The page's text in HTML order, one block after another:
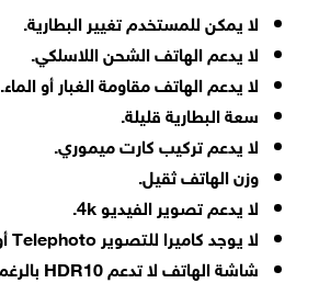
لا يمكن للمستخدم تغيير البطارية.
لا يدعم الهاتف الشحن اللاسلكي.
لا يدعم الهاتف مقاومة الغبار أو الماء.
سعة البطارية قليلة.
لا يدعم تركيب كارت ميموري.
وزن الهاتف ثقيل.
لا يدعم تصوير الفيديو 4k.
لا يوجد كاميرا للتصوير Telephoto أو Ultra-wide.
شاشة الهاتف لا تدعم HDR10 بالرغم من أنها AMOLED.